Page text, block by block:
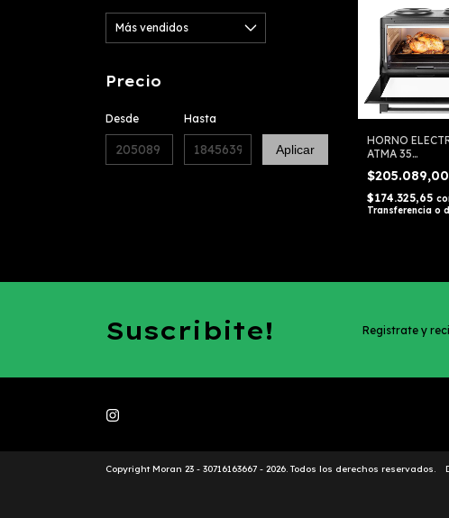
Precio
Desde Hasta
Aplicar
HORNO
ATMA 35
$205.089,00
$174.325,65
Transferencia o
Suscribite! Registrate y
Copyright Moran 23 - 30716163667 - 2026. Todos los derechos reservados.